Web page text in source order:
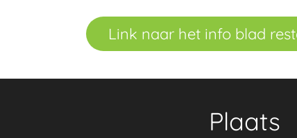
Link naar het info blad
Plaats